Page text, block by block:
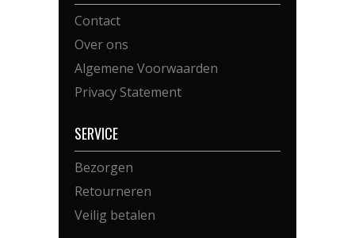
Contact
Over ons
Algemene Voorwaarden
Privacy Statement
SERVICE
Bezorgen
Retourneren
Veilig betalen